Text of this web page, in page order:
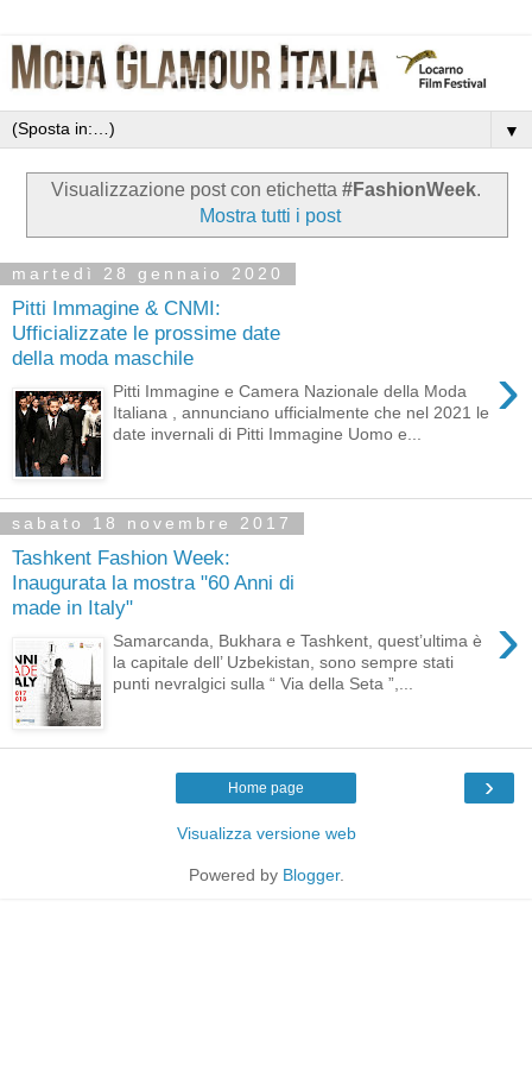
▼
Visualizzazione post con etichetta #FashionWeek.
Mostra tutti i post
martedì 28 gennaio 2020
Pitti Immagine & CNMI:
Ufficializzate le prossime date
della moda maschile
›
Pitti Immagine e Camera Nazionale della Moda
Italiana , annunciano ufficialmente che nel 2021 le
date invernali di Pitti Immagine Uomo e...
sabato 18 novembre 2017
Tashkent Fashion Week:
Inaugurata la mostra "60 Anni di
made in Italy"
›
Samarcanda, Bukhara e Tashkent, quest’ultima è
la capitale dell’ Uzbekistan, sono sempre stati
punti nevralgici sulla “ Via della Seta ”,...
›
Home page
Visualizza versione web
Powered by Blogger.